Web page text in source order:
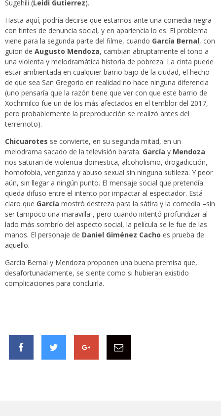
Sugehili (Leidi Gutierrez).
Hasta aquí, podría decirse que estamos ante una comedia negra
con tintes de denuncia social, y en apariencia lo es. El problema
viene para la segunda parte del filme, cuando García Bernal, con
guion de Augusto Mendoza, cambian abruptamente el tono a
una violenta y melodramática historia de pobreza. La cinta puede
estar ambientada en cualquier barrio bajo de la ciudad, el hecho
de que sea San Gregorio en realidad no hace ninguna diferencia
(uno pensaría que la razón tiene que ver con que este barrio de
Xochimilco fue un de los más afectados en el temblor del 2017,
pero probablemente la preproducción se realizó antes del
terremoto).
Chicuarotes se convierte, en su segunda mitad, en un
melodrama sacado de la televisión barata. García y Mendoza
nos saturan de violencia domestica, alcoholismo, drogadicción,
homofobia, venganza y abuso sexual sin ninguna sutileza. Y peor
aún, sin llegar a ningún punto. El mensaje social que pretendía
queda difuso entre el intento por impactar al espectador. Está
claro que García mostró destreza para la sátira y la comedia –sin
ser tampoco una maravilla-, pero cuando intentó profundizar al
lado más sombrío del aspecto social, la película se le fue de las
manos. El personaje de Daniel Giménez Cacho es prueba de
aquello.
García Bernal y Mendoza proponen una buena premisa que,
desafortunadamente, se siente como si hubieran existido
complicaciones para concluirla.